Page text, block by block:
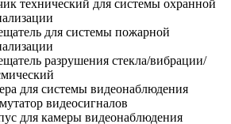
технический для системы охранной
для системы пожарной
разрушения стекла/вибрации/
для системы видеонаблюдения
видеосигналов
для камеры видеонаблюдения